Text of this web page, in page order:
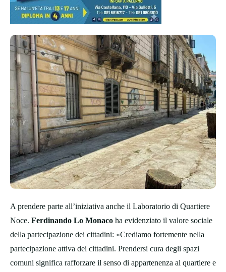
A prendere parte all’iniziativa anche il Laboratorio di Quartiere
Noce. Ferdinando Lo Monaco ha evidenziato il valore sociale
della partecipazione dei cittadini: «Crediamo fortemente nella
partecipazione attiva dei cittadini. Prendersi cura degli spazi
comuni significa rafforzare il senso di appartenenza al quartiere e